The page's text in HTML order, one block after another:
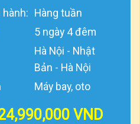
hành: Hàng tuần
5 ngày 4 đêm
Hà Nội - Nhật
Bản - Hà Nội
Máy bay, oto
VND